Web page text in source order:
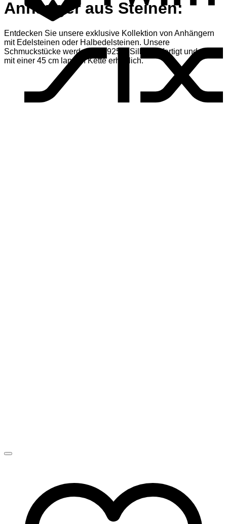
Anhänger aus Steinen:
Entdecken Sie unsere exklusive Kollektion von Anhängern
mit Edelsteinen oder Halbedelsteinen. Unsere
Schmuckstücke werden aus 925er Silber gefertigt und sind
mit einer 45 cm langen Kette erhältlich.